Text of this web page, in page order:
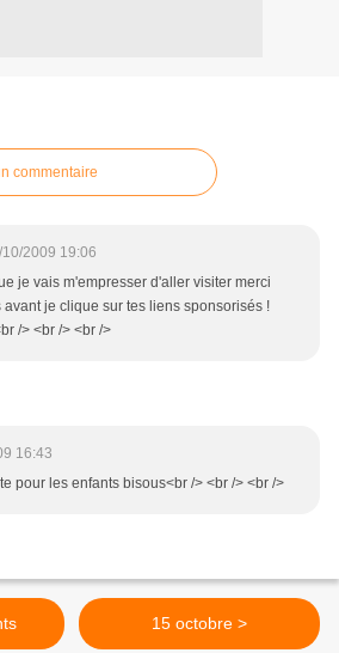
commentaire
10/2009 19:06
je vais m'empresser d'aller visiter merci
avant je clique sur tes liens sponsorisés !
/> <br /> <br />
16:43
pour les enfants bisous<br /> <br /> <br />
15 octobre >